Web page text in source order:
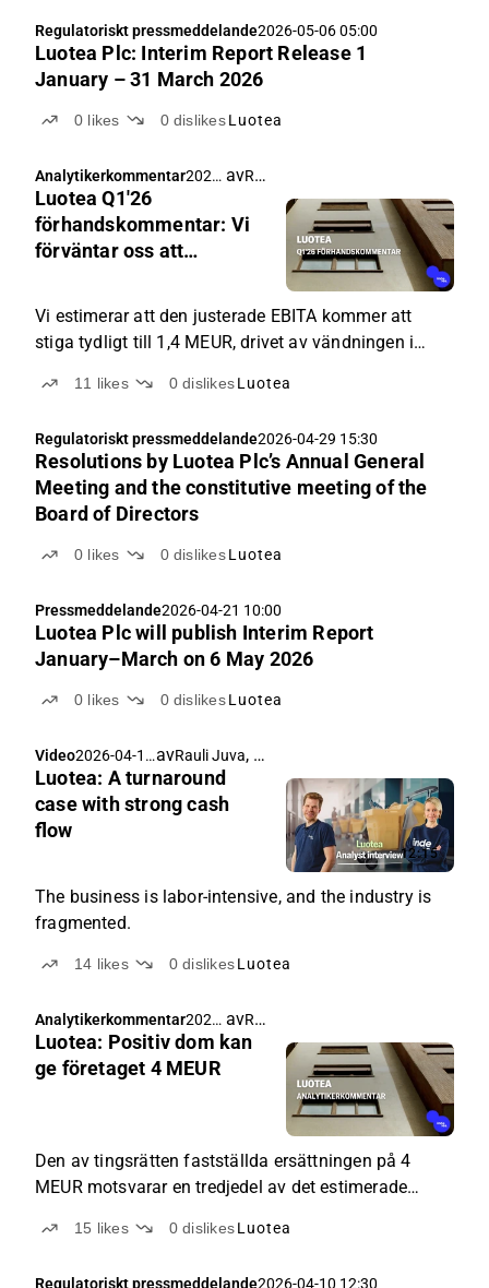
Regulatoriskt pressmeddelande2026-05-06 05:00
Luotea Plc: Interim Report Release 1
January – 31 March 2026
0 likes 0 dislikes Luotea
Analytikerkommentar2026-
06:30
av Rauli Juva
Luotea Q1'26
förhandskommentar: Vi
förväntar oss att
Vi estimerar att den justerade EBITA kommer att
stiga tydligt till 1,4 MEUR, drivet av vändningen i
11 likes 0dislikesLuotea
Regulatoriskt pressmeddelande2026-04-29 15:30
Resolutions by Luotea Plc’s Annual General
Meeting and the constitutive meeting of the
Board of Directors
0 likes 0 dislikes Luotea
Pressmeddelande2026-04-21 10:00
Luotea Plc will publish Interim Report
January–March on 6 May 2026
0 likes 0 dislikes Luotea
12:15
Video2026-04-16
07:52
avRauli Juva, Isa Hudd
Luotea: A turnaround
case with strong cash
flow
The business is labor-intensive, and the industry is
fragmented.
14 likes 0dislikesLuotea
Analytikerkommentar2026-
04-13
04:20
av Rauli Juva
Luotea: Positiv dom kan
ge företaget 4 MEUR
Den av tingsrätten fastställda ersättningen på 4
MEUR motsvarar en tredjedel av det estimerade
15 likes 0dislikesLuotea
Regulatoriskt pressmeddelande2026-04-10 12:30